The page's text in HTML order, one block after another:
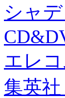
シャデ
エレ
集英